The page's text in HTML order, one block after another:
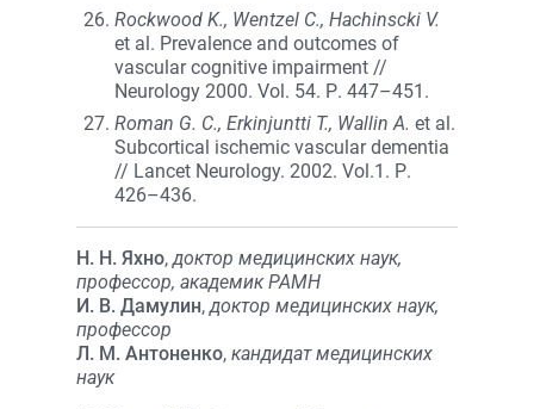
Rockwood K., Wentzel C., Hachinscki V.
et al. Prevalence and outcomes of
vascular cognitive impairment //
Neurology 2000. Vol. 54. Р. 447–451.
Roman G. C., Erkinjuntti T., Wallin A. et al.
Subcortical ischemic vascular dementia
// Lancet Neurology. 2002. Vol.1. Р.
426–436.
Н. Н. Яхно, доктор медицинских наук,
профессор, академик РАМН
И. В. Дамулин, доктор медицинских наук,
профессор
Л. М. Антоненко, кандидат медицинских
наук